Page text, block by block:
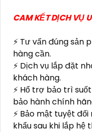
CAM KẾT DỊCH VỤ
⚡ Tư vấn đúng
hàng cần.
⚡ Dịch vụ lắp đặt
khách hàng.
⚡ Hổ trợ bảo trì
bảo hành chính
⚡ Bảo mật tuyệt
khẩu sau khi lắp hệ